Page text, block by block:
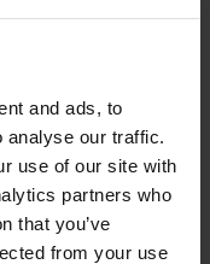
and ads, to
our traffic.
use of our site with
partners who
that you’ve
from your use
tegen de hitte
Ook in veel
en mogen dus
maat.